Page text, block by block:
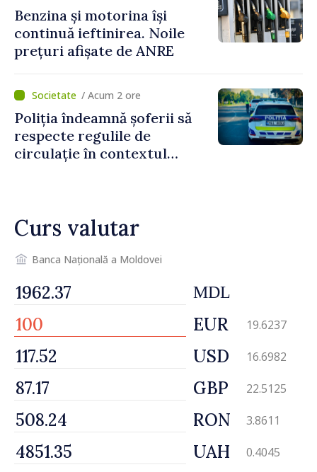
Benzina și motorina își
continuă ieftinirea. Noile
prețuri afișate de ANRE
/ Acum 2 ore
Poliția îndeamnă șoferii să
respecte regulile de
circulație în contextul
Curs valutar
Banca Națională a Moldovei
MDL
EUR 19.6237
USD 16.6982
GBP 22.5125
RON 3.8611
UAH 0.4045